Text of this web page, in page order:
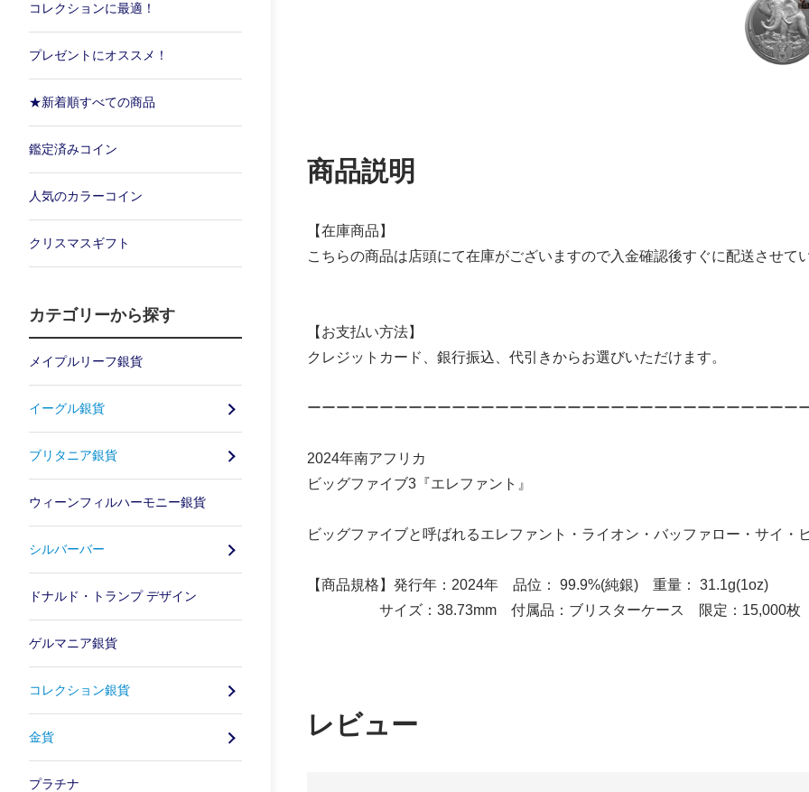
コレクションに最適！
プレゼントにオススメ！
★新着順すべての商品
鑑定済みコイン
人気のカラーコイン
クリスマスギフト
カテゴリーから探す
メイプルリーフ銀貨
イーグル銀貨
ブリタニア銀貨
ウィーンフィルハーモニー銀貨
シルバーバー
ドナルド・トランプ デザイン
ゲルマニア銀貨
コレクション銀貨
金貨
プラチナ
商品説明
【在庫商品】
こちらの商品は店頭にて在庫がございますので入金確認後すぐに配送させて
【お支払い方法】
クレジットカード、銀行振込、代引きからお選びいただけます。
ーーーーーーーーーーーーーーーーーーーーーーーーーーーーーーーーーー
2024年南アフリカ
ビッグファイブ3『エレファント』
ビッグファイブと呼ばれるエレファント・ライオン・バッファロー・サイ・
【商品規格】発行年：2024年 品位： 99.9%(純銀) 重量： 31.1g(1oz)
サイズ：38.73mm 付属品：ブリスターケース 限定：15,000枚
レビュー